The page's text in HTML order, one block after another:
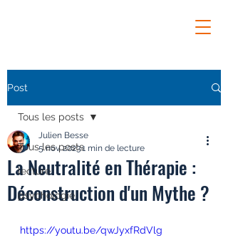
Post
Tous les posts
lecture
psychologie
Tous les posts
La Neutralité en Thérapie :
Déconstruction d'un Mythe ?
Julien Besse
5 nov. 20231 min de lecture
https://youtu.be/qwJyxfRdVlg